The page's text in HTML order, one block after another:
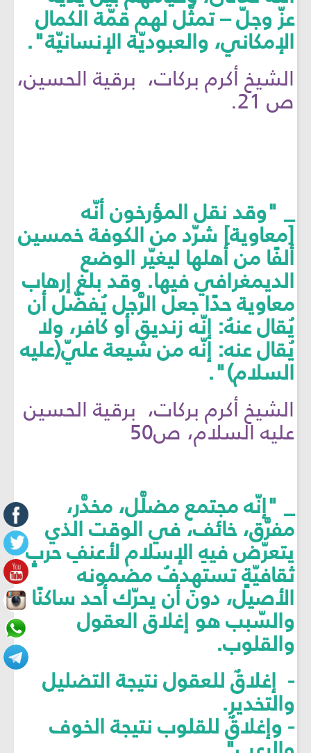
عزّ وجلّ – تمثّل لهم قمّة الكمال
الإمكاني، والعبوديّة الإنسانيّة".
الشيخ أكرم بركات، برقية الحسين،
ص 21.
_ "وقد نقل المؤرخون أنّه
[معاوية] شرّد من الكوفة خمسين
ألفًا من أهلها ليغيّر الوضع
الديمغرافي فيها. وقد بلغ إرهاب
معاوية حدًا جعل الرَّجل يُفضّل أن
يُقال عنهُ: إنّه زنديق أو كافر، ولا
يُقال عنه: إنّه من شيعة عليّ(عليه
السلام)".
الشيخ أكرم بركات، برقية الحسين
عليه السلام، ص50
_ "إنّه مجتمع مضلَّل، مخدَّر،
مفرَّق، خائف، في الوقت الذي
يتعرّض فيهِ الإسلام لأعنفِ حربٍ
ثقافيّةٍ تستهدفُ مضمونه
الأصيل، دونَ أن يحرّك أحد ساكنًا
والسّبب هو إغلاق العقول
والقلوب.
- إغلاقٌ للعقول نتيجة التضليل
والتخدير.
- وإغلاقٌ للقلوب نتيجة الخوف